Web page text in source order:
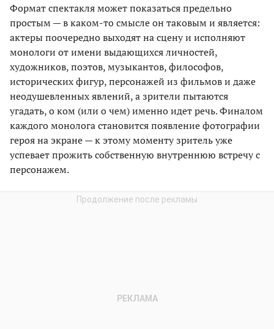
Формат спектакля может показаться предельно
простым — в каком-то смысле он таковым и является:
актеры поочередно выходят на сцену и исполняют
монологи от имени выдающихся личностей,
художников, поэтов, музыкантов, философов,
исторических фигур, персонажей из фильмов и даже
неодушевленных явлений, а зрители пытаются
угадать, о ком (или о чем) именно идет речь. Финалом
каждого монолога становится появление фотографии
героя на экране — к этому моменту зритель уже
успевает прожить собственную внутреннюю встречу с
персонажем.